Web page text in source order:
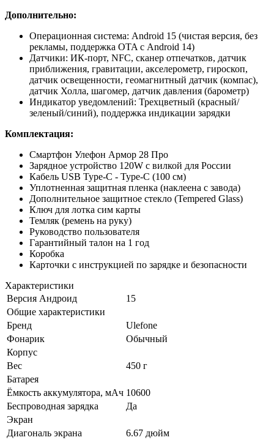
Дополнительно:
Операционная система: Android 15 (чистая версия, без
рекламы, поддержка OTA с Android 14)
Датчики: ИК-порт, NFC, сканер отпечатков, датчик
приближения, гравитации, акселерометр, гироскоп,
датчик освещенности, геомагнитный датчик (компас),
датчик Холла, шагомер, датчик давления (барометр)
Индикатор уведомлений: Трехцветный (красный/
зеленый/синий), поддержка индикации зарядки
Комплектация:
Смартфон Улефон Армор 28 Про
Зарядное устройство 120W с вилкой для России
Кабель USB Type-C - Type-C (100 см)
Уплотненная защитная пленка (наклеена с завода)
Дополнительное защитное стекло (Tempered Glass)
Ключ для лотка сим карты
Темляк (ремень на руку)
Руководство пользователя
Гарантийный талон на 1 год
Коробка
Карточки с инструкцией по зарядке и безопасности
Характеристики
Версия Андроид
15
Общие характеристики
Бренд
Ulefone
Фонарик
Обычный
Корпус
Вес
450 г
Батарея
Ёмкость аккумулятора, мАч 10600
Беспроводная зарядка
Да
Экран
Диагональ экрана
6.67 дюйм